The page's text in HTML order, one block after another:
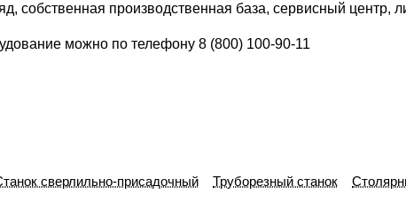
собственная производственная база, сервисный центр,
можно по телефону 8 (800) 100-90-11
сверлильно-присадочный Труборезный станок